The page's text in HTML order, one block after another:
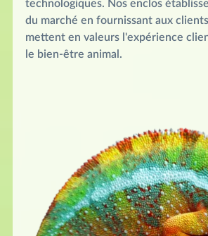
technologiques. Nos enclos
du marché en fournissant aux
mettent en valeurs l'expérience
le bien-être animal.